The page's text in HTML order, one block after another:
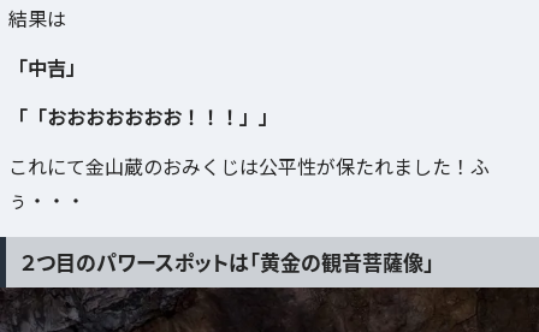
結果は
「中吉」
「「おおおおおおお！！！」」
これにて金山蔵のおみくじは公平性が保たれました！ふ
ぅ・・・
２つ目のパワースポットは「黄金の観音菩薩像」